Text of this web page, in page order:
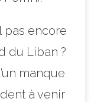
pas encore
du Liban ?
manque
à venir